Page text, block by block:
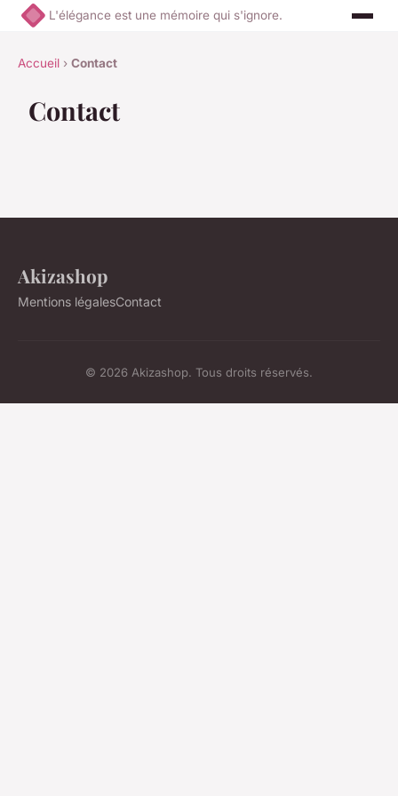
L'élégance est une mémoire qui s'ignore.
Accueil › Contact
Contact
Akizashop
Mentions légalesContact
© 2026 Akizashop. Tous droits réservés.